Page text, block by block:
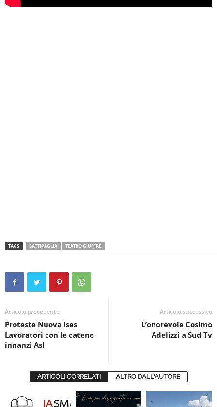
TAGS BATTIPAGLIA TEATRO GIUFFRÈ
Articolo precedente
Proteste Nuova Ises
Lavoratori con le catene
innanzi Asl
Articolo successivo
L’onorevole Cosimo
Adelizzi a Sud Tv
ARTICOLI CORRELATI ALTRO DALL'AUTORE